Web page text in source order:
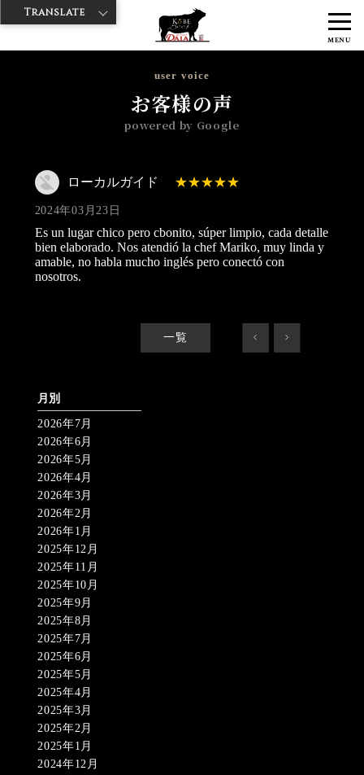
MENU
神戸牛ダイヤ > 神戸牛ダイア 雷門西店
ローカル
user voice
お客様の声
powered by Google
ローカルガイド
2024年03月23日
Es un lugar chico pero cbonito, súper limpio, cada detalle
bien elaborado. Nos atendió la chef Mariko, muy linda y
amable, no habla mucho inglés pero conectó con
nosotros.
一覧 < >
月別
2026年7月
2026年6月
2026年5月
2026年4月
2026年3月
2026年2月
2026年1月
2025年12月
2025年11月
2025年10月
2025年9月
2025年8月
2025年7月
2025年6月
2025年5月
2025年4月
2025年3月
2025年2月
2025年1月
2024年12月
Translate